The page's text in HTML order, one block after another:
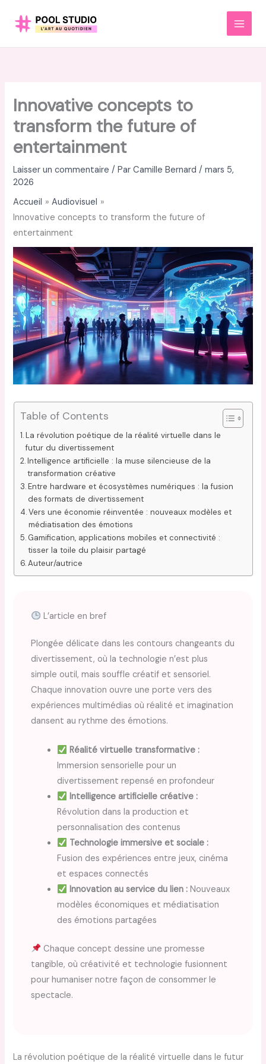
MAIN
Innovative concepts to
transform the future of
entertainment
Laisser un commentaire / ParCamille Bernard/mars 5,
2026
Accueil
Audiovisuel
Innovative concepts to transform the future of
entertainment
Table of Contents
La révolution poétique de la réalité virtuelle dans le
futur du divertissement
Intelligence artificielle : la muse silencieuse de la
transformation créative
Entre hardware et écosystèmes numériques : la fusion
des formats de divertissement
Vers une économie réinventée : nouveaux modèles et
médiatisation des émotions
Gamification, applications mobiles et connectivité :
tisser la toile du plaisir partagé
Auteur/autrice
L’article en bref
Plongée délicate dans les contours changeants du
divertissement, où la technologie n’est plus
simple outil, mais souffle créatif et sensoriel.
Chaque innovation ouvre une porte vers des
expériences multimédias où réalité et imagination
dansent au rythme des émotions.
Réalité virtuelle transformative :
Immersion sensorielle pour un
divertissement repensé en profondeur
Intelligence artificielle créative :
Révolution dans la production et
personnalisation des contenus
Technologie immersive et sociale :
Fusion des expériences entre jeux, cinéma
et espaces connectés
Innovation au service du lien :Nouveaux
modèles économiques et médiatisation
des émotions partagées
Chaque concept dessine une promesse
tangible, où créativité et technologie fusionnent
pour humaniser notre façon de consommer le
spectacle.
La révolution poétique de la réalité virtuelle dans le futur